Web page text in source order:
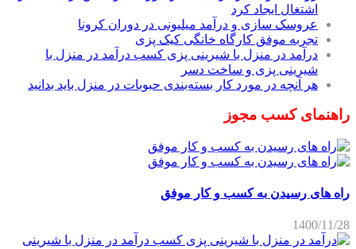
اشتغال ایجاد کرد
عروسک سازی و درآمد میلیونی در دوران کرونا
تجربه موفق کارگاه خانگی کیک پزی
درآمد در منزل با شیرینی پزی کسب درآمد در منزل با
شیرینی پزی و ساخت دسر
هر آنچه در مورد کار بسته‌بندی حبوبات در منزل باید بدانید
راهنمای کسب مجوز
راه های رسیدن به کسب و کار موفق
1400/11/28